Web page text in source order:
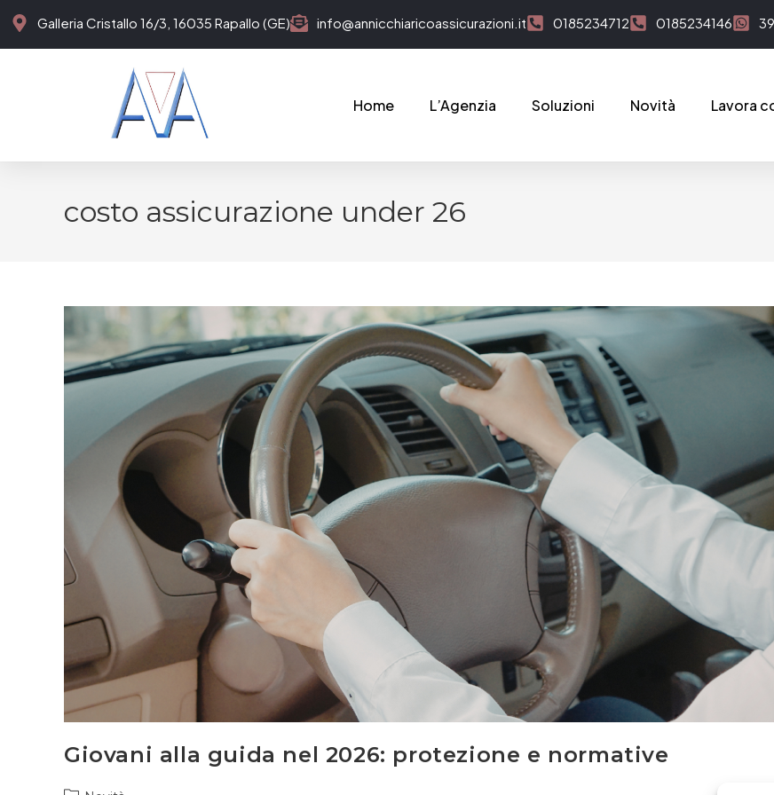
Galleria Cristallo 16/3, 16035 Rapallo (GE) info@annicchiaricoassicurazioni.it 0185234712 0185234146
Home L’Agenzia Soluzioni Novità Lavora
costo assicurazione under 26
Giovani alla guida nel 2026: protezione e normative